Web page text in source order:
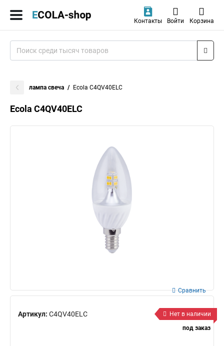
Контакты Войти Корзина
лампа свеча Ecola C4QV40ELC
Ecola C4QV40ELC
Артикул: C4QV40ELC
Сравнить
Нет в наличии
под заказ